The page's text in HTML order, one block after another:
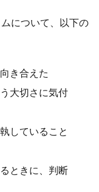
について、以下の
き合えた
大切さに気付
していること
ときに、判断